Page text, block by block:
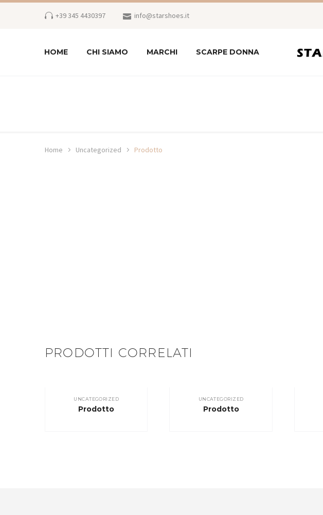
+39 345 4430397 info@starshoes.it
HOME CHI SIAMO MARCHI SCARPE DONNA
Home Uncategorized Prodotto
PRODOTTI CORRELATI
UNCATEGORIZED
Prodotto
UNCATEGORIZED
Prodotto